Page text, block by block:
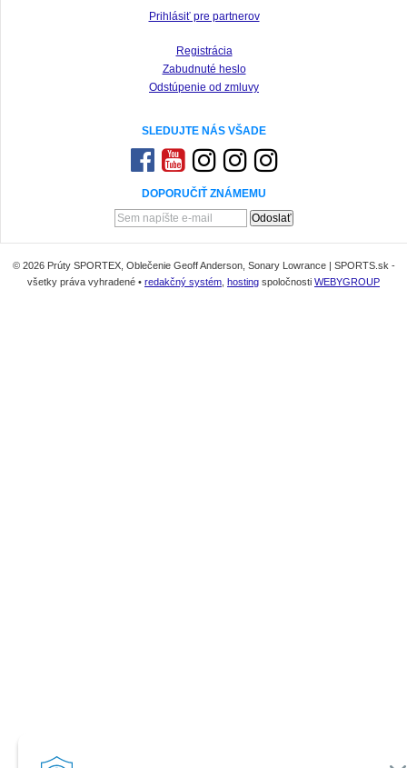
Prihlásiť pre partnerov
Registrácia
Zabudnuté heslo
Odstúpenie od zmluvy
SLEDUJTE NÁS VŠADE
DOPORUČIŤ ZNÁMEMU
© 2026 Prúty SPORTEX, Oblečenie Geoff Anderson, Sonary Lowrance | SPORTS.sk -
všetky práva vyhradené • redakčný systém hosting spoločnosti WEBYGROUP